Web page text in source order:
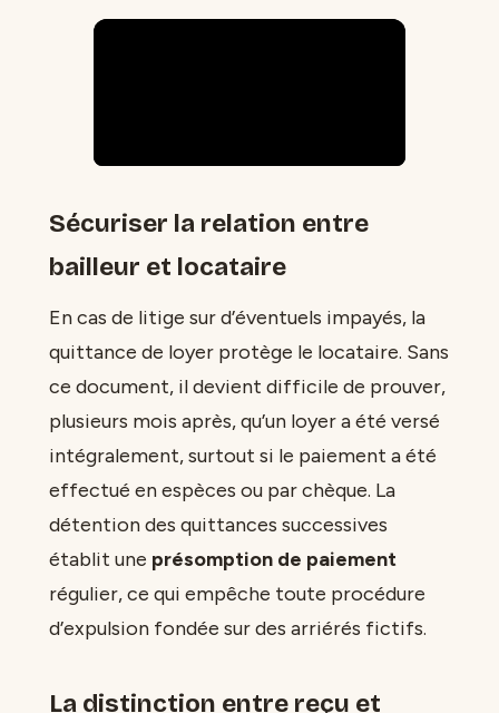
Sécuriser la relation entre
bailleur et locataire
En cas de litige sur d’éventuels impayés, la
quittance de loyer protège le locataire. Sans
ce document, il devient difficile de prouver,
plusieurs mois après, qu’un loyer a été versé
intégralement, surtout si le paiement a été
effectué en espèces ou par chèque. La
détention des quittances successives
établit une présomption de paiement
régulier, ce qui empêche toute procédure
d’expulsion fondée sur des arriérés fictifs.
La distinction entre reçu et